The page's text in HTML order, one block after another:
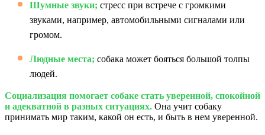
Шумные звуки; стресс при встрече с громкими
звуками, например, автомобильными сигналами или
громом.
Людные места; собака может бояться большой толпы
людей.
Социализация помогает собаке стать уверенной, спокойной
и адекватной в разных ситуациях. Она учит собаку
принимать мир таким, какой он есть, и быть в нем уверенной.